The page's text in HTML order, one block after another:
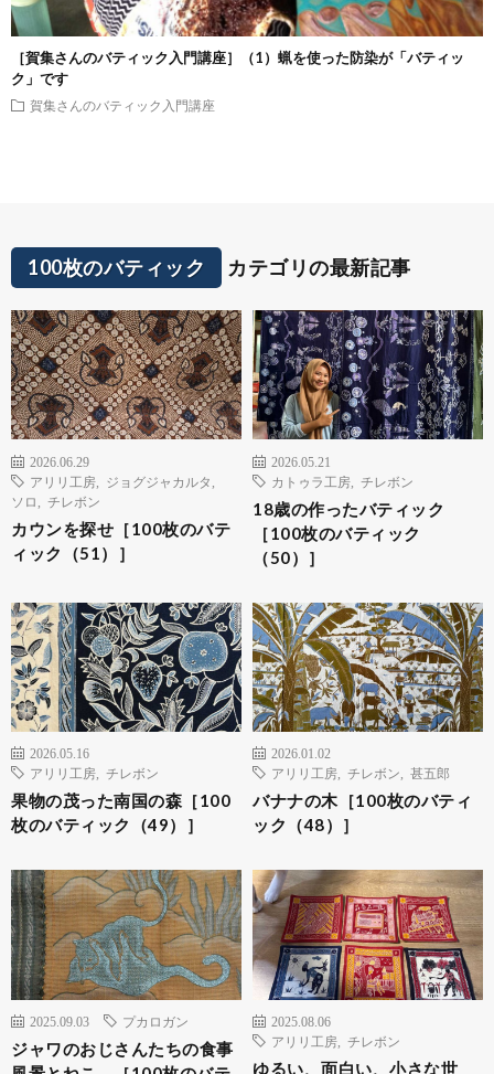
［賀集さんのバティック入門講座］（1）蝋を使った防染が「バティッ
ク」です
賀集さんのバティック入門講座
100枚のバティック カテゴリの最新記事
2026.06.29
アリリ工房
ジョグジャカルタ
ソロ
チレボン
カウンを探せ［100枚のバテ
ィック（51）］
2026.05.21
カトゥラ工房
チレボン
18歳の作ったバティック
［100枚のバティック
（50）］
2026.05.16
アリリ工房
チレボン
果物の茂った南国の森［100
枚のバティック（49）］
2026.01.02
アリリ工房
チレボン 甚五郎
バナナの木［100枚のバティ
ック（48）］
2025.09.03 プカロガン
ジャワのおじさんたちの食事
2025.08.06
アリリ工房
チレボン
ゆるい、面白い、小さな世